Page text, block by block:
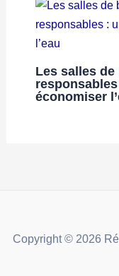
Les salles
économiser
Copyright © 2026